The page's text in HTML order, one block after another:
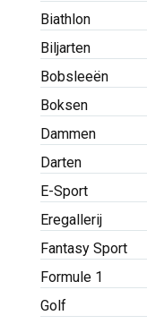
Biathlon
Biljarten
Bobsleeën
Boksen
Dammen
Darten
E-Sport
Eregallerij
Fantasy Sport
Formule 1
Golf